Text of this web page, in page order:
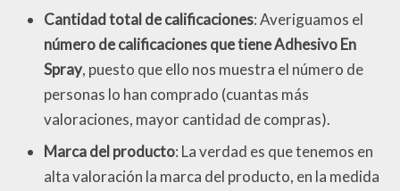
Cantidad total de calificaciones: Averiguamos el
número de calificaciones que tiene Adhesivo En
Spray, puesto que ello nos muestra el número de
personas lo han comprado (cuantas más
valoraciones, mayor cantidad de compras).
Marca del producto: La verdad es que tenemos en
alta valoración la marca del producto, en la medida